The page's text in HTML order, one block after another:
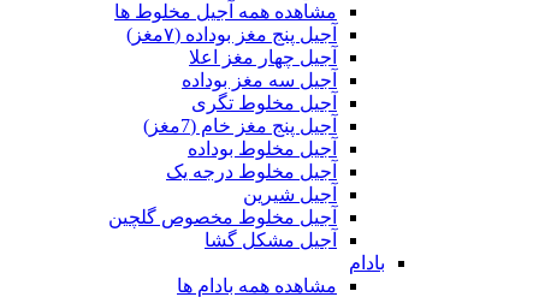
مشاهده همه آجیل مخلوط ها
آجیل پنج مغز بوداده (۷مغز)
آجیل چهار مغز اعلا
آجیل سه مغز بوداده
آجیل مخلوط تگری
آجیل پنج مغز خام (7مغز)
آجیل مخلوط بوداده
آجیل مخلوط درجه یک
آجیل شیرین
آجیل مخلوط مخصوص گلچین
آجیل مشکل گشا
بادام
مشاهده همه بادام ها